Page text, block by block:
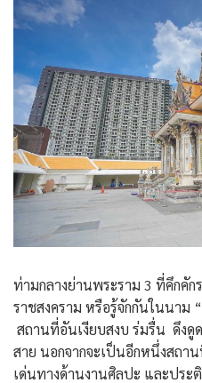
ท่ามกลางย่านพระราม 3 ที่คึกคัก
ราชสงคราม หรือรู้จักกันในนาม “
สถานที่อันเงียบสงบ ร่มรื่น ดึงดู
สาย นอกจากจะเป็นอีกหนึ่งสถา
เด่นทางด้านงานศิลปะ และปร